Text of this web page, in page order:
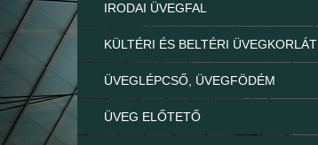
IRODAI ÜVEGFAL
KÜLTÉRI ÉS BELTÉRI ÜVEGKORLÁT
ÜVEGLÉPCSŐ, ÜVEGFÖDÉM
ÜVEG ELŐTETŐ